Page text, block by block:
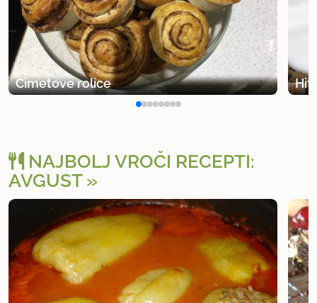
Cimetove rolice
NAJBOLJ VROČI RECEPTI:
AVGUST